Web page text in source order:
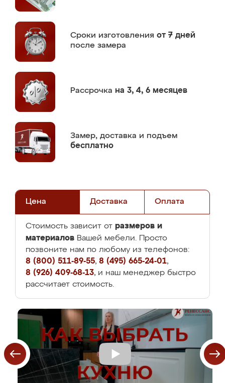
Сроки изготовления от 7 дней
после замера
Рассрочка на 3, 4, 6 месяцев
Замер, доставка и подъем
бесплатно
Цена Доставка Оплата
Стоимость зависит от размеров и
материалов Вашей мебели. Просто
позвоните нам по любому из телефонов:
8 (800) 511-89-55, 8 (495) 665-24-01,
8 (926) 409-68-13, и наш менеджер быстро
рассчитает стоимость.